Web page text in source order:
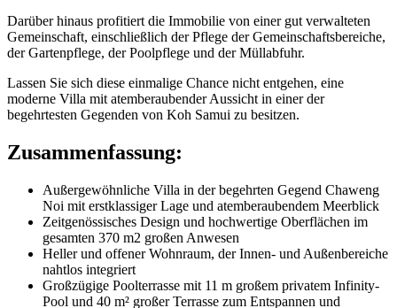
Darüber hinaus profitiert die Immobilie von einer gut verwalteten
Gemeinschaft, einschließlich der Pflege der Gemeinschaftsbereiche,
der Gartenpflege, der Poolpflege und der Müllabfuhr.
Lassen Sie sich diese einmalige Chance nicht entgehen, eine
moderne Villa mit atemberaubender Aussicht in einer der
begehrtesten Gegenden von Koh Samui zu besitzen.
Zusammenfassung:
Außergewöhnliche Villa in der begehrten Gegend Chaweng
Noi mit erstklassiger Lage und atemberaubendem Meerblick
Zeitgenössisches Design und hochwertige Oberflächen im
gesamten 370 m2 großen Anwesen
Heller und offener Wohnraum, der Innen- und Außenbereiche
nahtlos integriert
Großzügige Poolterrasse mit 11 m großem privatem Infinity-
Pool und 40 m² großer Terrasse zum Entspannen und